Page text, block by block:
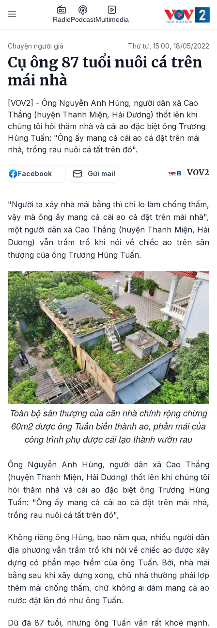
Nhảy đến nội dung
RadioPodcastMultimedia
Chuyện người già Thứ tư, 15:00, 18/05/2022
Cụ ông 87 tuổi nuôi cá trên
mái nhà
[VOV2] - Ông Nguyễn Anh Hùng, người dân xã Cao
Thắng (huyện Thanh Miện, Hải Dương) thốt lên khi
chúng tôi hỏi thăm nhà và cái ao đặc biệt ông Trương
Hùng Tuấn: "Ông ấy mang cả cái ao cá đặt trên mái
nhà, trồng rau nuôi cá tất trên đó".
Facebook Gửi mail VOV2
"Người ta xây nhà mái bằng thì chỉ lo làm chống thấm,
vậy mà ông ấy mang cả cái ao cả đặt trên mái nhà",
một người dân xã Cao Thắng (huyện Thanh Miện, Hải
Dương) vẫn trầm trồ khi nói về chiếc ao trên sân
thượng của ông Trương Hùng Tuấn.
Toàn bộ sân thượng của căn nhà chính rộng chừng
60m2 được ông Tuấn biến thành ao, phần mái của
công trình phụ được cải tạo thành vườn rau
Ông Nguyễn Anh Hùng, người dân xã Cao Thắng
(huyện Thanh Miện, Hải Dương) thốt lên khi chúng tôi
hỏi thăm nhà và cái ao đặc biệt ông Trương Hùng
Tuấn: "Ông ấy mang cả cái ao cá đặt trên mái nhà,
trồng rau nuôi cá tất trên đó",
Không riêng ông Hùng, bao năm qua, nhiều người dân
địa phương vẫn trầm trồ khi nói về chiếc ao được xây
dựng có phần mạo hiểm của ông Tuấn. Bởi, nhà mái
bằng sau khi xây dựng xong, chủ nhà thường phải lợp
thêm mái chống thấm, chứ không ai dám mang cả ao
nước đặt lên đó như ông Tuấn.
Dù đã 87 tuổi, nhưng ông Tuấn vẫn rất khoẻ mạnh.